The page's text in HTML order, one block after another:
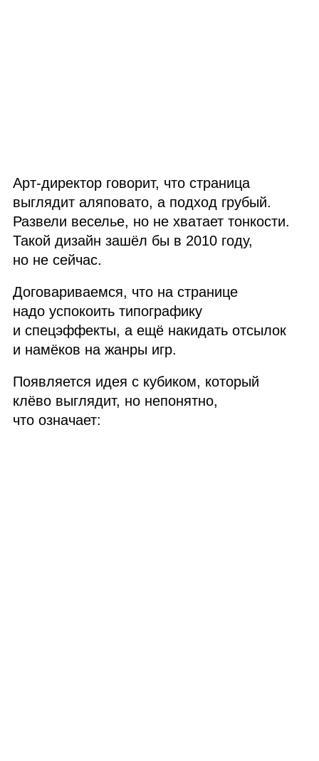
Арт‑директор говорит, что страница
выглядит аляповато, а подход грубый.
Развели веселье, но не хватает тонкости.
Такой дизайн зашёл бы в 2010 году,
но не сейчас.
Договариваемся, что на странице
надо успокоить типографику
и спецэффекты, а ещё накидать отсылок
и намёков на жанры игр.
Появляется идея с кубиком, который
клёво выглядит, но непонятно,
что означает: